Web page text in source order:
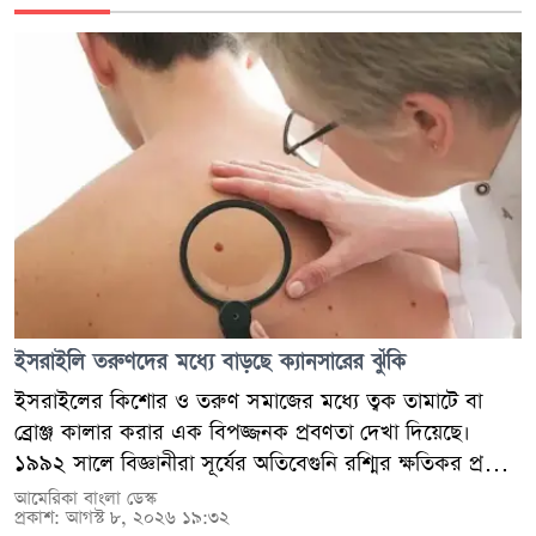
প্রবাসী বাংলাদেশিদের জন্য সম্ভাবনা, আত্মনির্ভরতা এবং
সাফল্যের এক অনন্য দৃষ্টান্ত। এই অর্জন প্রমাণ করে—প্রবাসে
থেকেও বাংলাদেশিরা বিশ্বমানের প্রতিষ্ঠান গড়ে তুলতে পারে
এবং নিজেদের অবস্থান শক্তভাবে প্রতিষ্ঠা করতে সক্ষম।
এই নৃশংস হত্যাকাণ্ডের ঘটনায় ২১ বছর বয়সী কায়ান্দ্রা রেনি
ফাজ নামের তৃতীয় আরেক নারীকেও গ্রেপ্তার করা হয়েছে।
তবে ঠিক কী কারণে এই নারকীয় হত্যাকাণ্ড সংঘটিত হয়েছে,
সে বিষয়ে পুলিশ এখনো আনুষ্ঠানিকভাবে কোনো তথ্য প্রকাশ
ইসরাইলি তরুণদের মধ্যে বাড়ছে ক্যানসারের ঝুঁকি
ইসরাইলের কিশোর ও তরুণ সমাজের মধ্যে ত্বক তামাটে বা
ব্রোঞ্জ কালার করার এক বিপজ্জনক প্রবণতা দেখা দিয়েছে।
১৯৯২ সালে বিজ্ঞানীরা সূর্যের অতিবেগুনি রশ্মির ক্ষতিকর প্রভাব
থেকে মানুষকে সতর্ক করার উদ্দেশ্যে যে ‘ইউভি ইনডেক্স’ বা
সূচক তৈরি করেছিলেন, তরুণরা আজ সেটিকে সম্পূর্ণ ভিন্ন
আমেরিকা বাংলা ডেস্ক
প্রকাশ: আগস্ট ৮, ২০২৬ ১৯:৩২